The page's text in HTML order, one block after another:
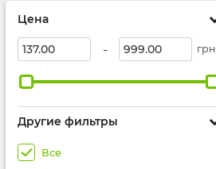
Цена
- грн
Другие фильтры
Все